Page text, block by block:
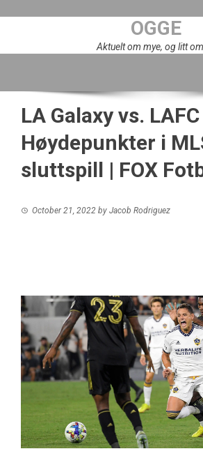
OGGE
Aktuelt om mye, og litt
LA Galaxy vs. LAFC
Høydepunkter i
sluttspill | FOX
October 21, 2022 by Jacob Rodriguez